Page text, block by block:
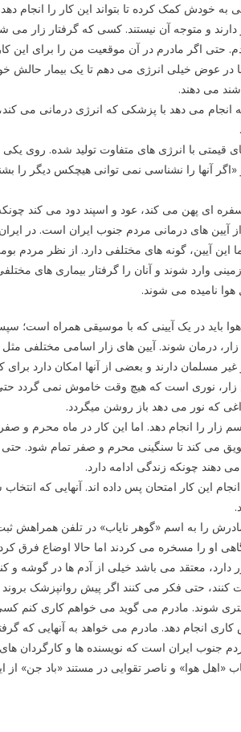
به خودش کمک کرده تا بتواند این کار را انجام دهد.
دارند و متوجه آن نیستند. کسی که گرفتار زار
حتی اگر مادرم در آن موقعیت من را برای این
عوض خیلی انرژی می دهم تا یک بیمار حالش
می دهند.
می دهد با پزشکی که انرژی درمانی می کند،
قیمتی با انرژی های متفاوت تولید شده.
آنها را نشناسی نمی توانی هیچکس دیگر را
ای پهن می کند، عود و اسپند دود می کند
آیین های درمانی مردم جنوب ایران است. در
این آیین، گونه های مختلفی دارد. از نظر مردم
وارد شوند و آنان را گرفتار بیماری های
نامیده می شوند.
باید در یک آیینی که با موسیقی همراه است؛ سپس
زار، درمان شوند. آیین های زار اسامی مختلفی
مسلمان دارند و بعضی از آنها امکان دارد
زار، نوری است که هیچ وقت خاموش نمی
که نور می دهد باز روشن میگردد.
زار را انجام دهد. اما این کار در ماه محرم و
می کند تا سنگینی محرم و صفر تمام شود. حتی
دهند چونکه زندگی ادامه دارد.
این کار امتحان پس داده اند. آنهایی که
را به اسم «گوهر نایاب» در تلفن همراهش
او را مسخره می کردند اما حالا اوضاع فرق
معتقد می باشد خیلی از آدم ها در گوشه و
حتی فکر می کنند اگر پیش روانپزشک بروند
بستری شوند. مادرم می گوید می خواهم کاری کنم
کاری انجام دهد. مادرم می خواهد به آنهایی که
جنوب ایران است که نویسنده ها و کارگردان
«اهل هوا» و ناصر تقوایی در مستند «باد جن» از